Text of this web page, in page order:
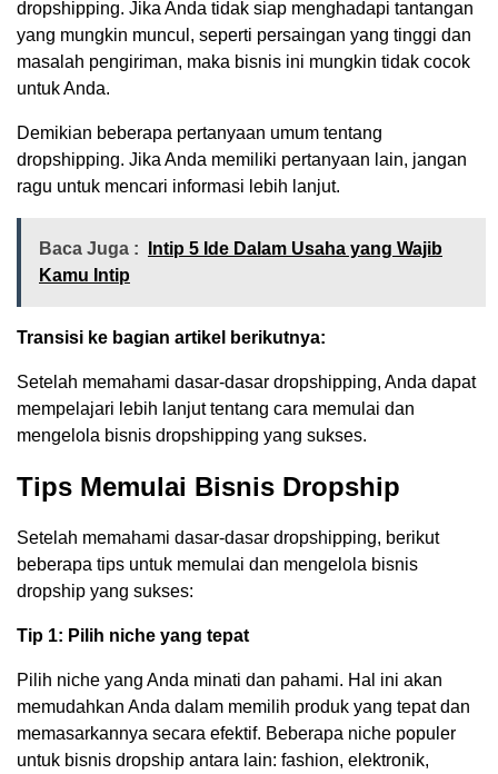
dropshipping. Jika Anda tidak siap menghadapi tantangan
yang mungkin muncul, seperti persaingan yang tinggi dan
masalah pengiriman, maka bisnis ini mungkin tidak cocok
untuk Anda.
Demikian beberapa pertanyaan umum tentang
dropshipping. Jika Anda memiliki pertanyaan lain, jangan
ragu untuk mencari informasi lebih lanjut.
Baca Juga :
Intip 5 Ide Dalam Usaha yang Wajib
Kamu Intip
Transisi ke bagian artikel berikutnya:
Setelah memahami dasar-dasar dropshipping, Anda dapat
mempelajari lebih lanjut tentang cara memulai dan
mengelola bisnis dropshipping yang sukses.
Tips Memulai Bisnis Dropship
Setelah memahami dasar-dasar dropshipping, berikut
beberapa tips untuk memulai dan mengelola bisnis
dropship yang sukses:
Tip 1: Pilih niche yang tepat
Pilih niche yang Anda minati dan pahami. Hal ini akan
memudahkan Anda dalam memilih produk yang tepat dan
memasarkannya secara efektif. Beberapa niche populer
untuk bisnis dropship antara lain: fashion, elektronik,